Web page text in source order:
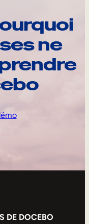
ne
DE DOCEBO